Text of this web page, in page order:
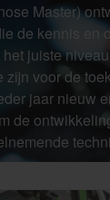
Master)
de kennis en
juiste
zijn voor de
jaar nieuw
de